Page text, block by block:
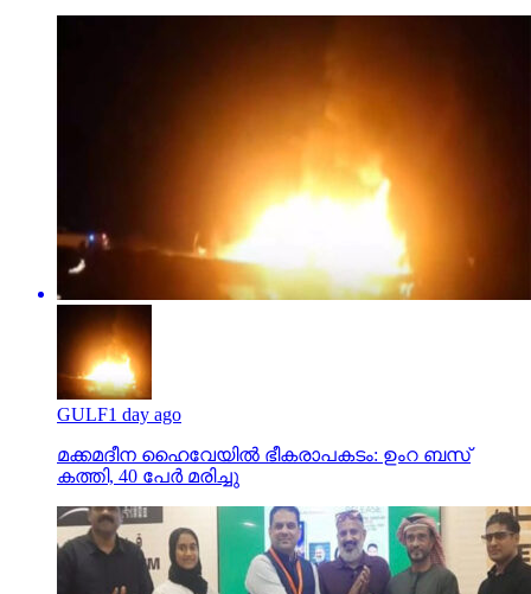
GULF1 day ago
മക്കമദീന ഹൈവേയില്‍ ഭീകരാപകടം: ഉംറ ബസ്
കത്തി, 40 പേര്‍ മരിച്ചു